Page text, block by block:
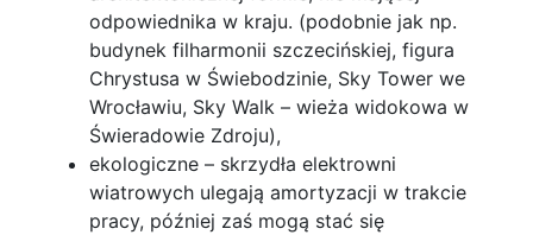
odpowiednika w kraju. (podobnie jak np.
budynek filharmonii szczecińskiej, figura
Chrystusa w Świebodzinie, Sky Tower we
Wrocławiu, Sky Walk – wieża widokowa w
Świeradowie Zdroju),
ekologiczne – skrzydła elektrowni
wiatrowych ulegają amortyzacji w trakcie
pracy, później zaś mogą stać się